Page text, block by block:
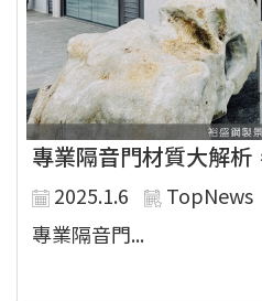
專業隔音門材質大解析
2025.1.6 TopNews
專業隔音門...